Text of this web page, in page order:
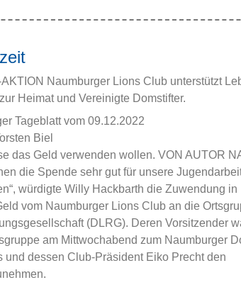
Naumburger Lions Club unterstützt
Heimat und Vereinigte Domstifter.
Tageblatt vom 09.12.2022
Biel
das Geld verwenden wollen. VON AUTOR
die Spende sehr gut für unsere
würdigte Willy Hackbarth die Zuwendung in
vom Naumburger Lions Club an die
(DLRG). Deren Vorsitzender
am Mittwochabend zum Naumburger
und dessen Club-Präsident Eiko Precht den